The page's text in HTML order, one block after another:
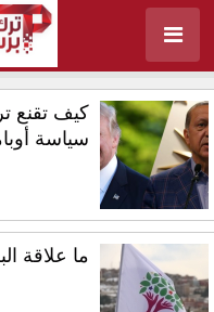
كيف تقنع
سياسة
ما علاقة